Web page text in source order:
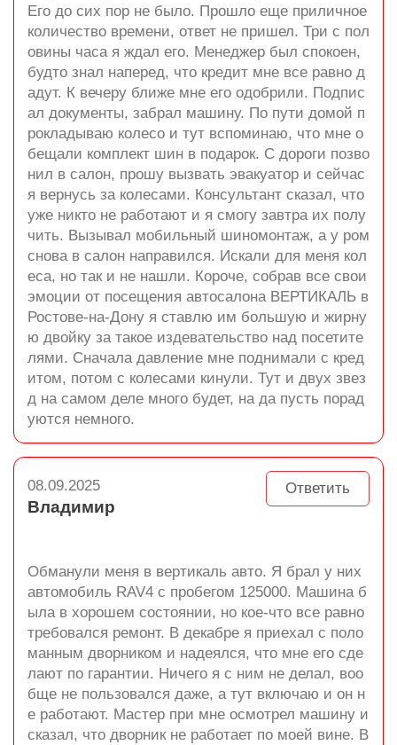
Его до сих пор не было. Прошло еще приличное
количество времени, ответ не пришел. Три с пол
овины часа я ждал его. Менеджер был спокоен,
будто знал наперед, что кредит мне все равно д
адут. К вечеру ближе мне его одобрили. Подпис
ал документы, забрал машину. По пути домой п
рокладываю колесо и тут вспоминаю, что мне о
бещали комплект шин в подарок. С дороги позво
нил в салон, прошу вызвать эвакуатор и сейчас
я вернусь за колесами. Консультант сказал, что
уже никто не работают и я смогу завтра их полу
чить. Вызывал мобильный шиномонтаж, а у ром
снова в салон направился. Искали для меня кол
еса, но так и не нашли. Короче, собрав все свои
эмоции от посещения автосалона ВЕРТИКАЛЬ в
Ростове-на-Дону я ставлю им большую и жирну
ю двойку за такое издевательство над посетите
лями. Сначала давление мне поднимали с кред
итом, потом с колесами кинули. Тут и двух звез
д на самом деле много будет, на да пусть порад
уются немного.
Ответить
08.09.2025
Владимир
Обманули меня в вертикаль авто. Я брал у них
автомобиль RAV4 с пробегом 125000. Машина б
ыла в хорошем состоянии, но кое-что все равно
требовался ремонт. В декабре я приехал с поло
манным дворником и надеялся, что мне его сде
лают по гарантии. Ничего я с ним не делал, воо
бще не пользовался даже, а тут включаю и он н
е работают. Мастер при мне осмотрел машину и
сказал, что дворник не работает по моей вине. В